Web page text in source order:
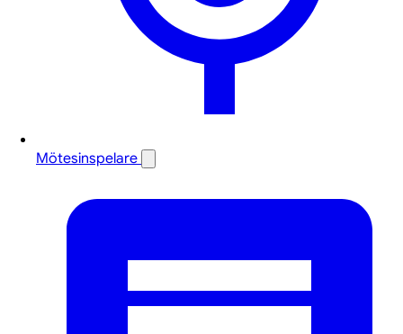
Mötesinspelare